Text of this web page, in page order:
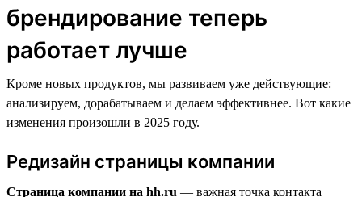
брендирование теперь
работает лучше
Кроме новых продуктов, мы развиваем уже действующие:
анализируем, дорабатываем и делаем эффективнее. Вот какие
изменения произошли в 2025 году.
Редизайн страницы компании
Страница компании на hh.ru — важная точка контакта